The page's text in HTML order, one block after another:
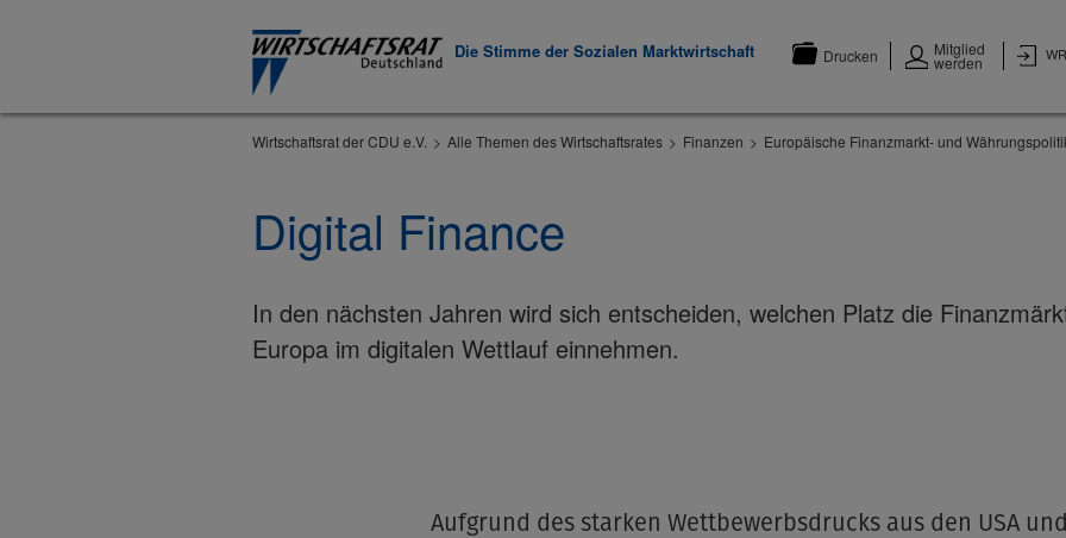
Die Stimme der Sozialen Marktwirtschaft Drucken Mitglied
werden
Wirtschaftsrat der CDU e.V. Alle Themen des Wirtschaftsrates Finanzen Europäische Finanzmarkt- und
Digital Finance
In den nächsten Jahren wird sich entscheiden, welchen Platz die
Europa im digitalen Wettlauf einnehmen.
Aufgrund des starken Wettbewerbsdrucks aus den USA